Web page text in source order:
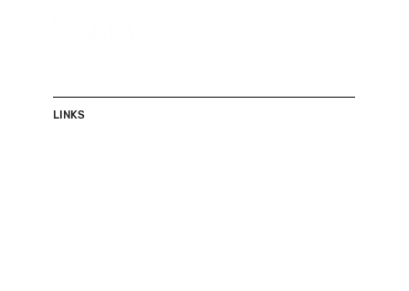
LINKS